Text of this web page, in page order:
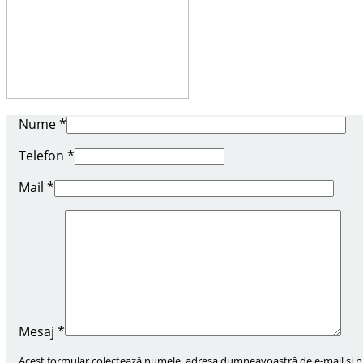
Nume*
Telefon *
Mail *
Mesaj *